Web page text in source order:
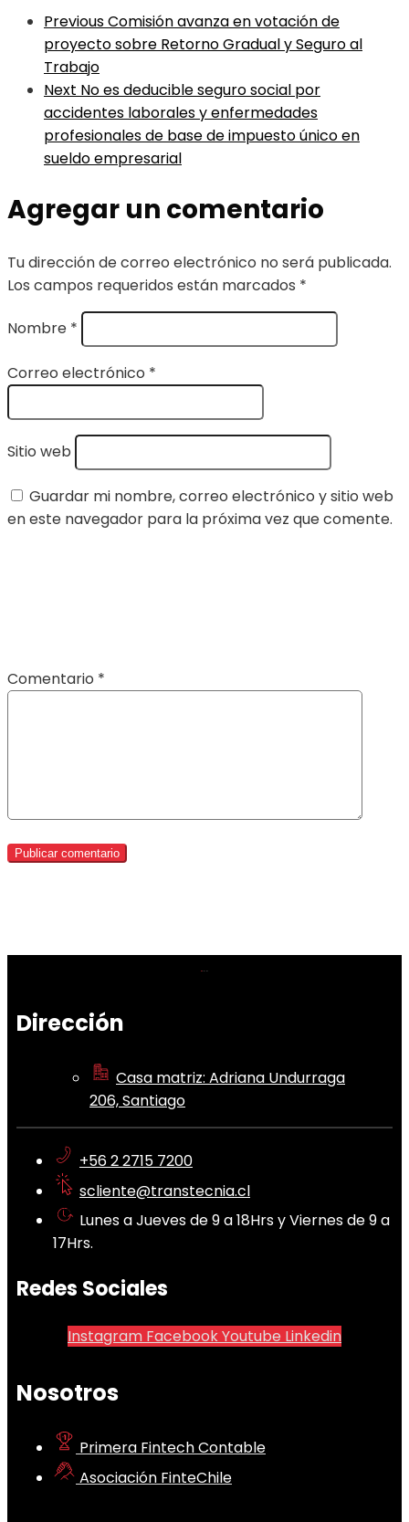
PreviousComisión avanza en votación de
proyecto sobre Retorno Gradual y Seguro al
Trabajo
Next No es deducible seguro social por
accidentes laborales y enfermedades
profesionales de base de impuesto único en
sueldo empresarial
Agregar un comentario
Tu dirección de correo electrónico no será publicada.
Los campos requeridos están marcados *
Nombre *
Correo electrónico *
Sitio web
Guardar mi nombre, correo electrónico y sitio web
en este navegador para la próxima vez que comente.
Comentario *
Dirección
Casa matriz: Adriana Undurraga
206, Santiago
+56 2 2715 7200
scliente@transtecnia.cl
Lunes a Jueves de 9 a 18Hrs y Viernes de 9 a
17Hrs.
Redes Sociales
Instagram FacebookYoutube Linkedin
Nosotros
Primera Fintech Contable
Asociación FinteChile